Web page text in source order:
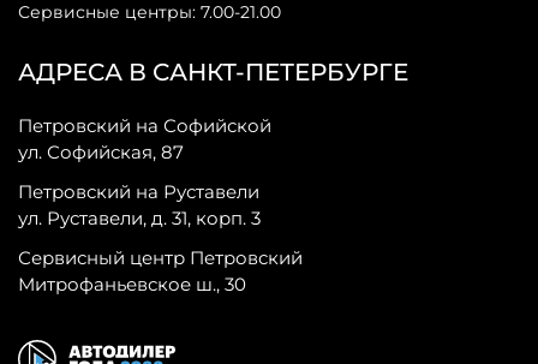
АДРЕСА В САНКТ-ПЕТЕРБУРГЕ
Петровский на Софийской
ул. Софийская, 87
Петровский на Руставели
ул. Руставели, д. 31, корп. 3
Сервисный центр Петровский
Митрофаньевское ш., 30
Сервисные центры: 7.00-21.00